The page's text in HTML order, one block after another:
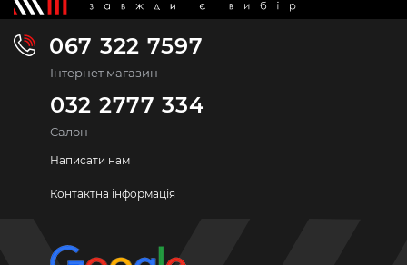
067 322 7597
Інтернет магазин
032 2777 334
Салон
Написати нам
Контактна інформація